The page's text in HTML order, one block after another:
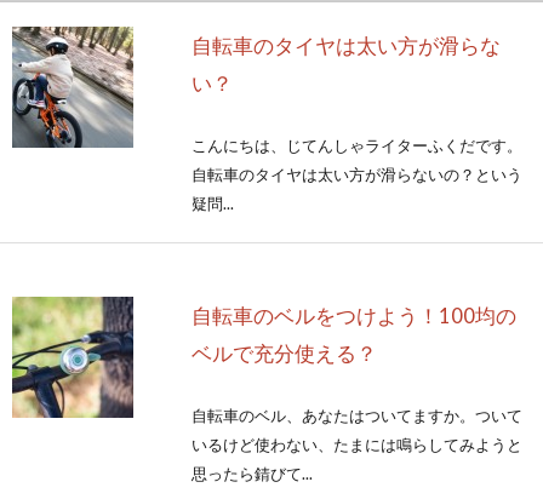
自転車のタイヤは太い方が滑らな
い？
こんにちは、じてんしゃライターふくだです。
自転車のタイヤは太い方が滑らないの？という
疑問...
自転車のベルをつけよう！100均の
ベルで充分使える？
自転車のベル、あなたはついてますか。ついて
いるけど使わない、たまには鳴らしてみようと
思ったら錆びて...